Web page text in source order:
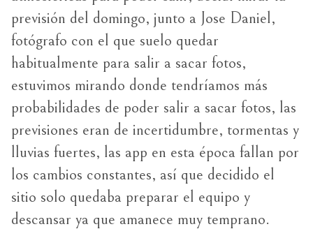
previsión del domingo, junto a Jose Daniel,
fotógrafo con el que suelo quedar
habitualmente para salir a sacar fotos,
estuvimos mirando donde tendríamos más
probabilidades de poder salir a sacar fotos, las
previsiones eran de incertidumbre, tormentas y
lluvias fuertes, las app en esta época fallan por
los cambios constantes, así que decidido el
sitio solo quedaba preparar el equipo y
descansar ya que amanece muy temprano.